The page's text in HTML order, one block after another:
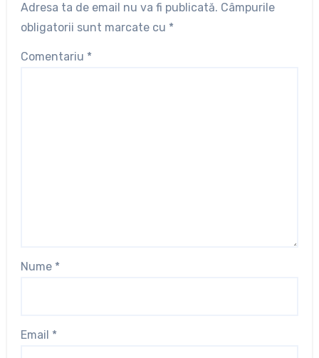
Adresa ta de email nu va fi publicată. Câmpurile
obligatorii sunt marcate cu *
Comentariu *
Nume *
Email *